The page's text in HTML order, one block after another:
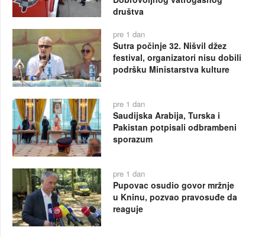
društva
pre 1 dan
Sutra počinje 32. Nišvil džez
festival, organizatori nisu dobili
podršku Ministarstva kulture
pre 1 dan
Saudijska Arabija, Turska i
Pakistan potpisali odbrambeni
sporazum
pre 1 dan
Pupovac osudio govor mržnje
u Kninu, pozvao pravosuđe da
reaguje